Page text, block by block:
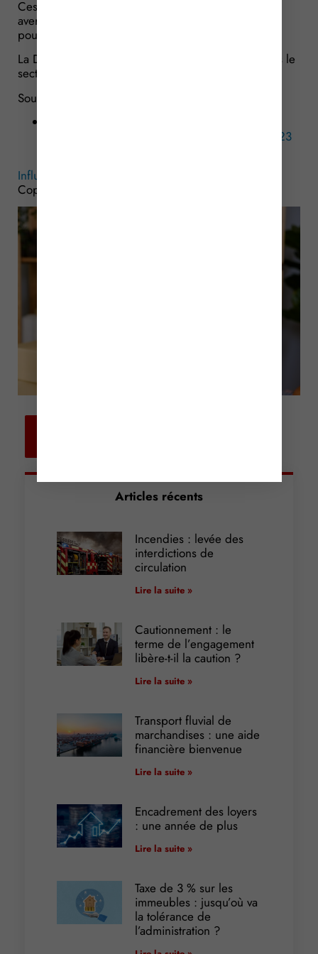
Ces contrôles ont donné lieux à plusieurs
avertissements et injonctions, mais également à des
poursuites pénales dans plus de 10 % des cas.
La DGCCRF entend donc renforcer son action dans le
secteur pour les années à venir.
Sources :
Influenceurs : bilan des contrôles 2022 et 2023
Influenceurs : la DGCCRF intensifie son action
Copyright WebLex
Articles récents
Incendies : levée des
interdictions de
circulation
Lire la suite »
Cautionnement : le
terme de l’engagement
libère-t-il la caution ?
Lire la suite »
Transport fluvial de
marchandises : une aide
financière bienvenue
Lire la suite »
Encadrement des loyers
: une année de plus
Lire la suite »
Taxe de 3 % sur les
immeubles : jusqu’où va
la tolérance de
l’administration ?